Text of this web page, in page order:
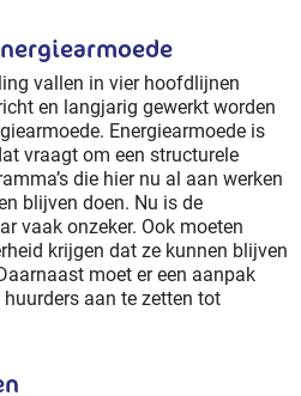
vallen in vier hoofdlijnen
en langjarig gewerkt worden
Energiearmoede is
vraagt om een structurele
die hier nu al aan werken
blijven doen. Nu is de
vaak onzeker. Ook moeten
krijgen dat ze kunnen blijven
moet er een aanpak
aan te zetten tot